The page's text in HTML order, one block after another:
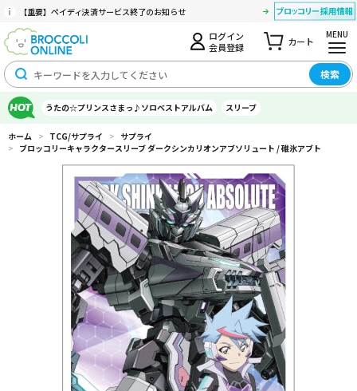
【重要】ペイディ決済サービス終了のお知らせ
ログイン
会員登録
カート
MENU
検索
うたの☆プリンスさまっ♪ソロベストアルバム スリーブ
ホーム > TCG/サプライ > サプライ
> ブロッコリーキャラクタースリーブ ダークシンカリオンアブソリュート / 碓氷アブト